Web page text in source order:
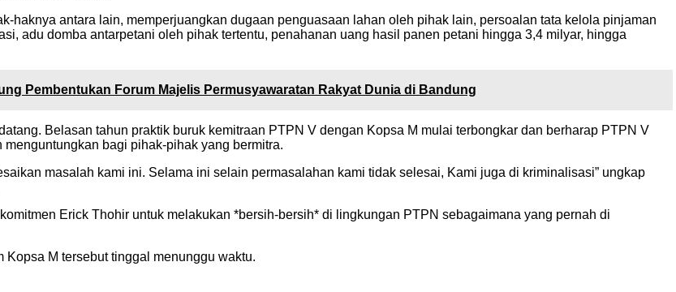
haknya antara lain, memperjuangkan dugaan penguasaan lahan oleh pihak lain, persoalan tata kelola pinjaman
adu domba antarpetani oleh pihak tertentu, penahanan uang hasil panen petani hingga 3,4 milyar, hingga
Pembentukan Forum Majelis Permusyawaratan Rakyat Dunia di Bandung
Belasan tahun praktik buruk kemitraan PTPN V dengan Kopsa M mulai terbongkar dan berharap PTPN V
bagi pihak-pihak yang bermitra.
masalah kami ini. Selama ini selain permasalahan kami tidak selesai, Kami juga di kriminalisasi” ungkap
Erick Thohir untuk melakukan *bersih-bersih* di lingkungan PTPN sebagaimana yang pernah di
M tersebut tinggal menunggu waktu.